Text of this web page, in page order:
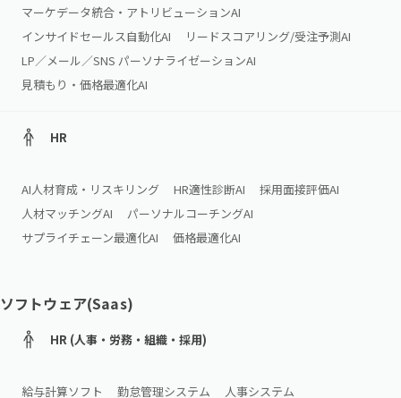
マーケデータ統合・アトリビューションAI
インサイドセールス自動化AI
リードスコアリング/受注予測AI
LP／メール／SNS パーソナライゼーションAI
見積もり・価格最適化AI
HR
AI人材育成・リスキリング HR適性診断AI
採用面接評価AI
人材マッチングAI
パーソナルコーチングAI
サプライチェーン最適化AI
価格最適化AI
ソフトウェア(Saas)
HR (人事・労務・組織・採用)
給与計算ソフト 勤怠管理システム
人事システム